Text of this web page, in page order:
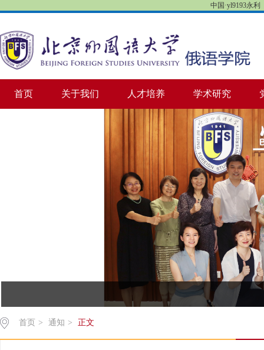
中国·yl9193永利
首页 关于我们 人才培养 学术研究
首页 > 通知 > 正文